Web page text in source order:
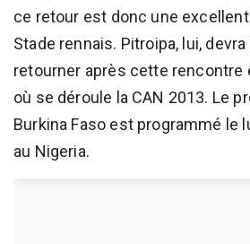
ce retour est donc une
Stade rennais. Pitroipa, lui,
retourner après cette rencontre
où se déroule la CAN 2013. Le
Burkina Faso est programmé le
au Nigeria.